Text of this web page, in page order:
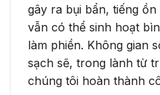
gây ra bụi bẩn, tiếng
vẫn có thể sinh hoạt
làm phiền. Không gian
sạch sẽ, trong lành từ
chúng tôi hoàn thành